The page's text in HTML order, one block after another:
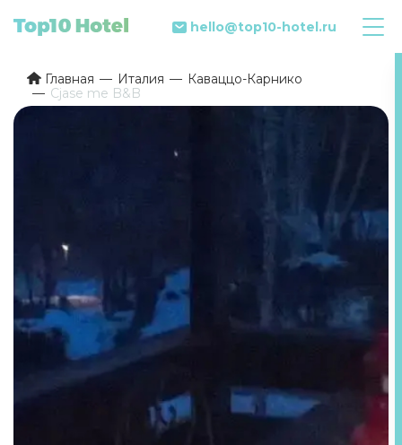
hello@top10-hotel.ru
Главная Италия
Каваццо-Карнико
Cjase me B&B